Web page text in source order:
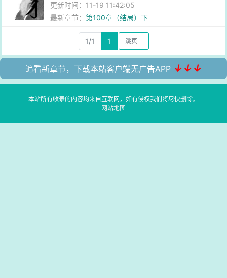
更新时间：11-19 11:42:05
最新章节：第100章（结局）下
1/1 1
追看新章节，下载本站客户端无广告APP ↓↓↓
本站所有收录的内容均来自互联网，如有侵权我们将尽快删除。
网站地图